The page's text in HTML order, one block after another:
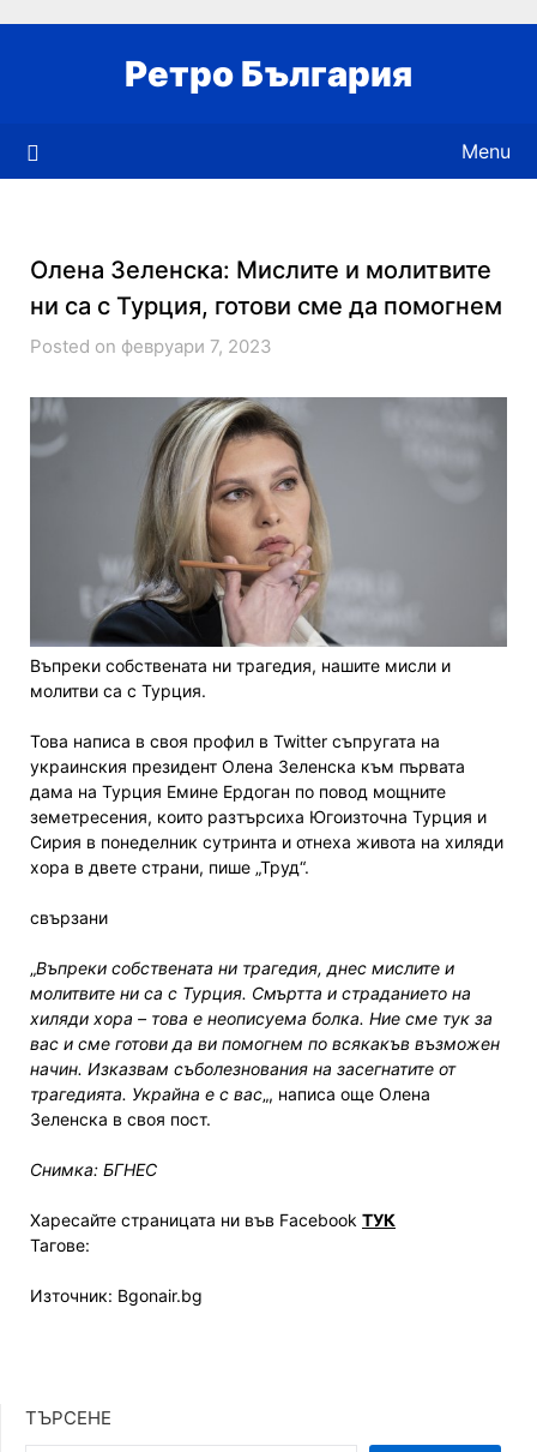
Ретро България
Menu
Олена Зеленска: Мислите и молитвите
ни са с Турция, готови сме да помогнем
Posted on февруари 7, 2023
Въпреки собствената ни трагедия, нашите мисли и
молитви са с Турция.
Това написа в своя профил в Twitter съпругата на
украинския президент Олена Зеленска към първата
дама на Турция Емине Ердоган по повод мощните
земетресения, които разтърсиха Югоизточна Турция и
Сирия в понеделник сутринта и отнеха живота на хиляди
хора в двете страни, пише „Труд“.
свързани
„Въпреки собствената ни трагедия, днес мислите и
молитвите ни са с Турция. Смъртта и страданието на
хиляди хора – това е неописуема болка. Ние сме тук за
вас и сме готови да ви помогнем по всякакъв възможен
начин. Изказвам съболезнования на засегнатите от
трагедията. Украйна е с вас„, написа още Олена
Зеленска в своя пост.
Снимка: БГНЕС
Харесайте страницата ни във Facebook ТУК
Тагове:
Източник: Bgonair.bg
ТЪРСЕНЕ